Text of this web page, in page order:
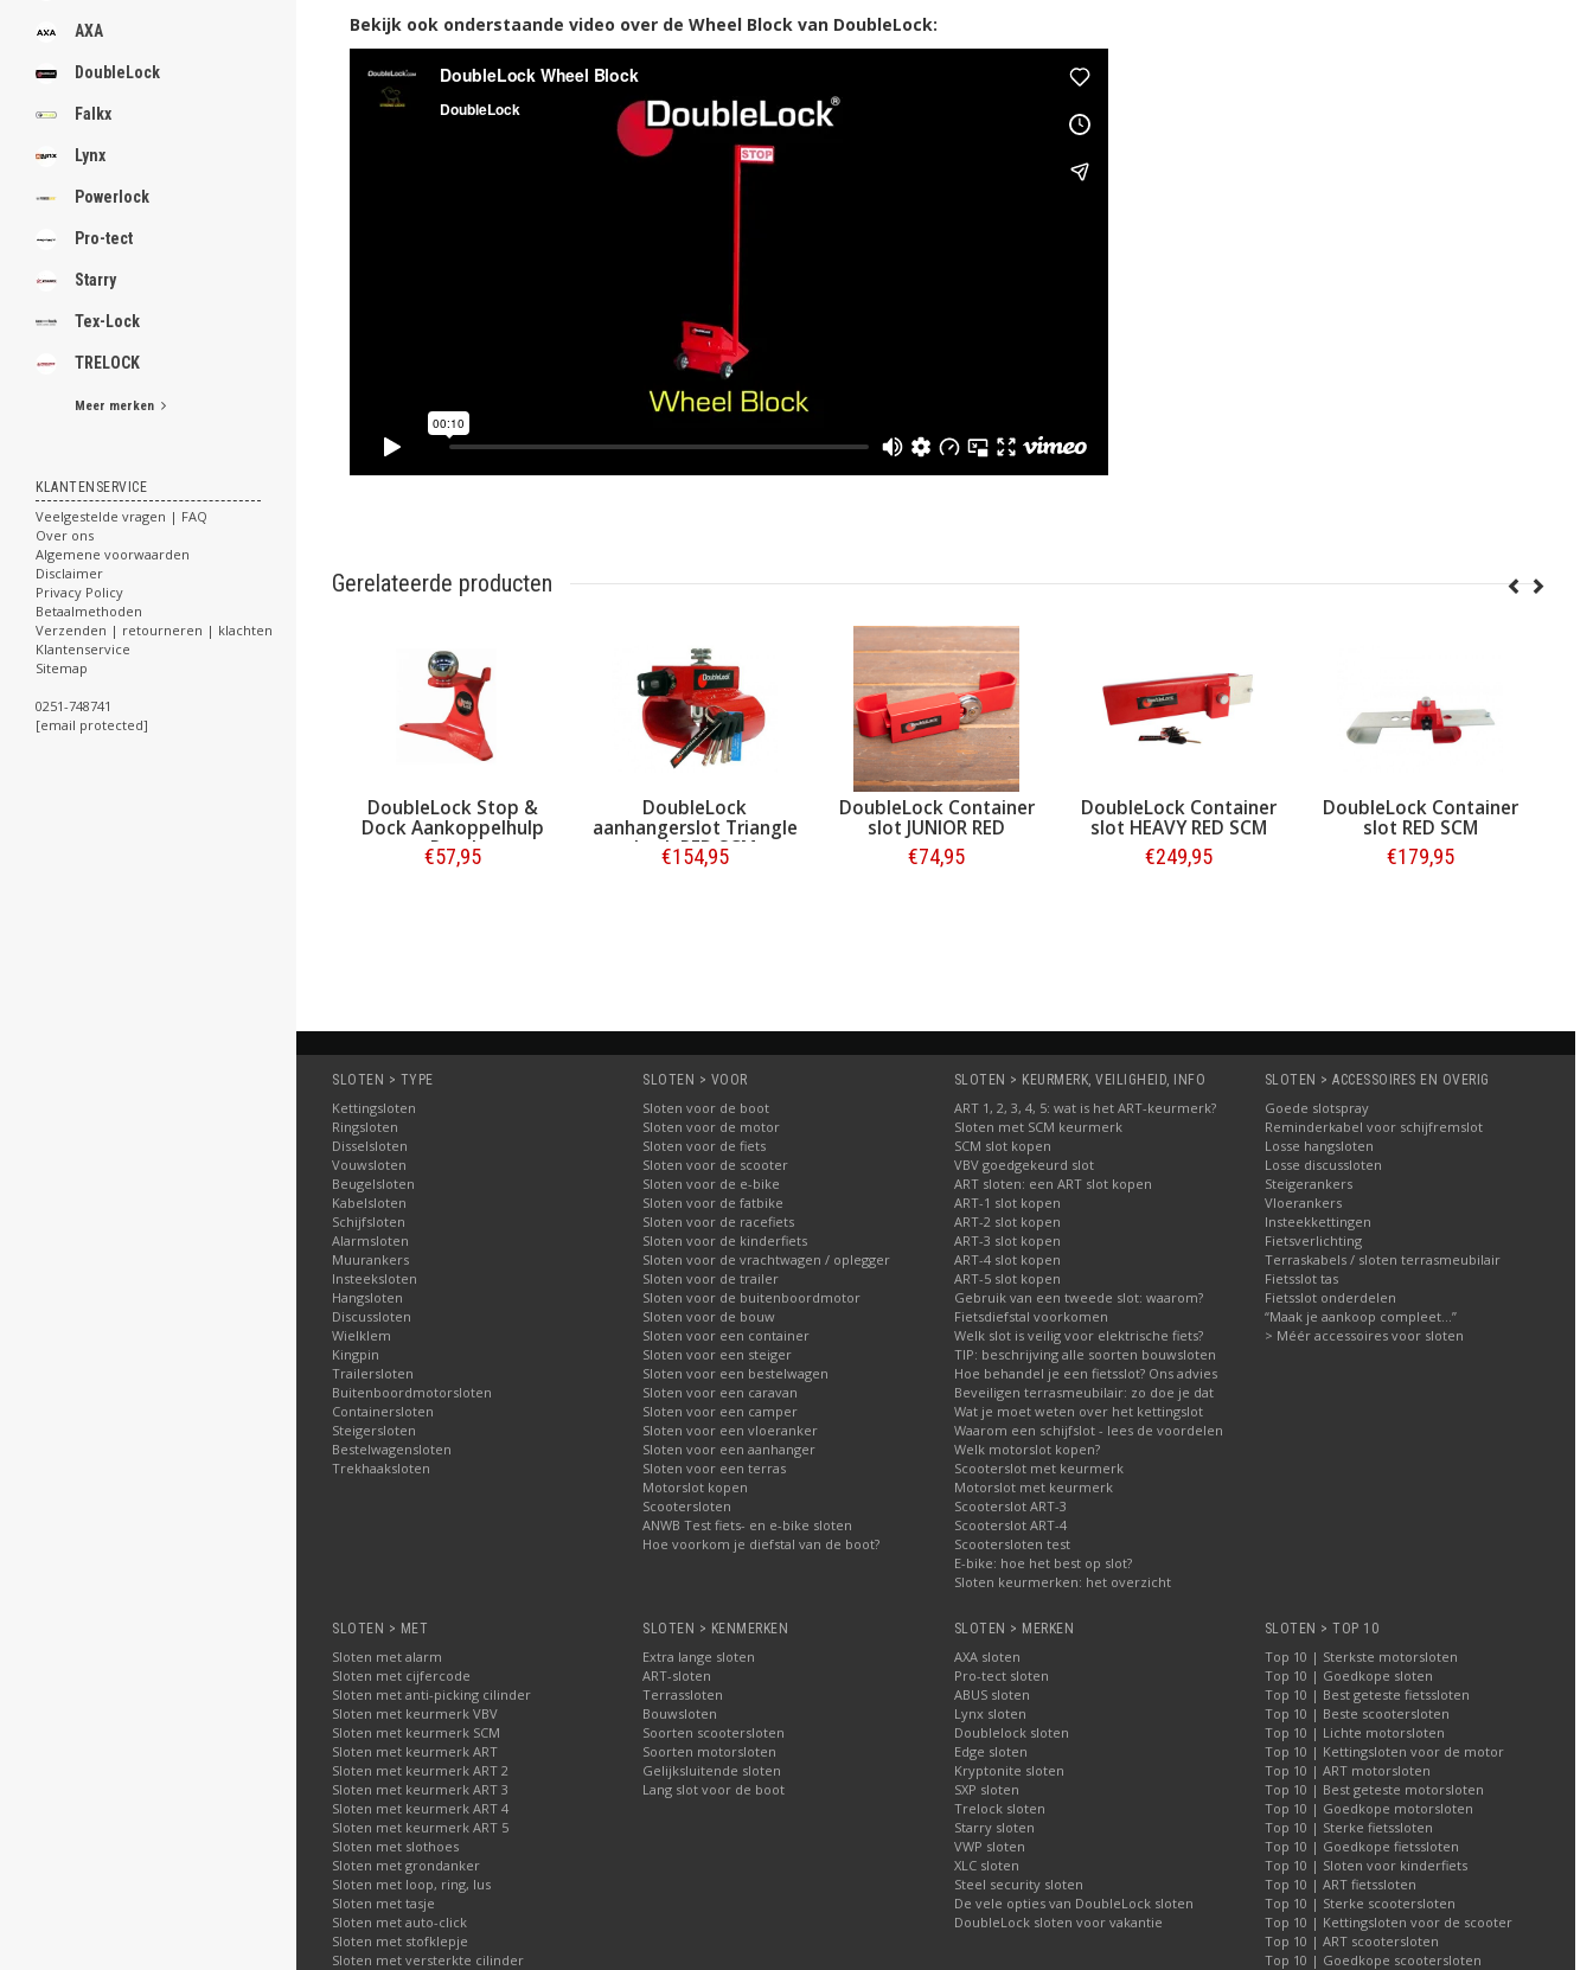
AXA
DoubleLock
Falkx
Lynx
Powerlock
Pro-tect
Starry
Tex-Lock
TRELOCK
Meer merken
KLANTENSERVICE
Veelgestelde vragen | FAQ
Over ons
Algemene voorwaarden
Disclaimer
Privacy Policy
Betaalmethoden
Verzenden | retourneren | klachten
Klantenservice
Sitemap
0251-748741
[email protected]
Bekijk ook onderstaande video over de Wheel Block van DoubleLock:
Gerelateerde producten
DoubleLock Stop &
Dock Aankoppelhulp
DoubleLock
aanhangerslot Triangle
Lock RED SCM
DoubleLock Container
slot JUNIOR RED
DoubleLock Container
slot HEAVY RED SCM
DoubleLock Container
slot RED SCM
DoubleLock
SLOTEN > TYPE
Kettingsloten
Ringsloten
Disselsloten
Vouwsloten
Beugelsloten
Kabelsloten
Schijfsloten
Alarmsloten
Muurankers
Insteeksloten
Hangsloten
Discussloten
Wielklem
Kingpin
Trailersloten
Buitenboordmotorsloten
Containersloten
Steigersloten
Bestelwagensloten
Trekhaaksloten
SLOTEN > VOOR
Sloten voor de boot
Sloten voor de motor
Sloten voor de fiets
Sloten voor de scooter
Sloten voor de e-bike
Sloten voor de fatbike
Sloten voor de racefiets
Sloten voor de kinderfiets
Sloten voor de vrachtwagen / oplegger
Sloten voor de trailer
Sloten voor de buitenboordmotor
Sloten voor de bouw
Sloten voor een container
Sloten voor een steiger
Sloten voor een bestelwagen
Sloten voor een caravan
Sloten voor een camper
Sloten voor een vloeranker
Sloten voor een aanhanger
Sloten voor een terras
Motorslot kopen
Scootersloten
ANWB Test fiets- en e-bike sloten
Hoe voorkom je diefstal van de boot?
SLOTEN > KEURMERK, VEILIGHEID, INFO
ART 1, 2, 3, 4, 5: wat is het ART-keurmerk?
Sloten met SCM keurmerk
SCM slot kopen
VBV goedgekeurd slot
ART sloten: een ART slot kopen
ART-1 slot kopen
ART-2 slot kopen
ART-3 slot kopen
ART-4 slot kopen
ART-5 slot kopen
Gebruik van een tweede slot: waarom?
Fietsdiefstal voorkomen
Welk slot is veilig voor elektrische fiets?
TIP: beschrijving alle soorten bouwsloten
Hoe behandel je een fietsslot? Ons advies
Beveiligen terrasmeubilair: zo doe je dat
Wat je moet weten over het kettingslot
Waarom een schijfslot - lees de voordelen
Welk motorslot kopen?
Scooterslot met keurmerk
Motorslot met keurmerk
Scooterslot ART-3
Scooterslot ART-4
Scootersloten test
E-bike: hoe het best op slot?
Sloten keurmerken: het overzicht
SLOTEN > ACCESSOIRES EN OVERIG
Goede slotspray
Reminderkabel voor schijfremslot
Losse hangsloten
Losse discussloten
Steigerankers
Vloerankers
Insteekkettingen
Fietsverlichting
Terraskabels / sloten terrasmeubilair
Fietsslot tas
Fietsslot onderdelen
“Maak je aankoop compleet…”
> Méér accessoires voor sloten
SLOTEN > MET
Sloten met alarm
Sloten met cijfercode
Sloten met anti-picking cilinder
Sloten met keurmerk VBV
Sloten met keurmerk SCM
Sloten met keurmerk ART
Sloten met keurmerk ART 2
Sloten met keurmerk ART 3
Sloten met keurmerk ART 4
Sloten met keurmerk ART 5
Sloten met slothoes
Sloten met grondanker
Sloten met loop, ring, lus
Sloten met tasje
Sloten met auto-click
Sloten met stofklepje
Sloten met versterkte cilinder
SLOTEN > KENMERKEN
Extra lange sloten
ART-sloten
Terrassloten
Bouwsloten
Soorten scootersloten
Soorten motorsloten
Gelijksluitende sloten
Lang slot voor de boot
SLOTEN > MERKEN
AXA sloten
Pro-tect sloten
ABUS sloten
Lynx sloten
Doublelock sloten
Edge sloten
Kryptonite sloten
SXP sloten
Trelock sloten
Starry sloten
VWP sloten
XLC sloten
Steel security sloten
De vele opties van DoubleLock sloten
DoubleLock sloten voor vakantie
SLOTEN > TOP 10
Top 10 | Sterkste motorsloten
Top 10 | Goedkope sloten
Top 10 | Best geteste fietssloten
Top 10 | Beste scootersloten
Top 10 | Lichte motorsloten
Top 10 | Kettingsloten voor de motor
Top 10 | ART motorsloten
Top 10 | Best geteste motorsloten
Top 10 | Goedkope motorsloten
Top 10 | Sterke fietssloten
Top 10 | Goedkope fietssloten
Top 10 | Sloten voor kinderfiets
Top 10 | ART fietssloten
Top 10 | Sterke scootersloten
Top 10 | Kettingsloten voor de scooter
Top 10 | ART scootersloten
Top 10 | Goedkope scootersloten